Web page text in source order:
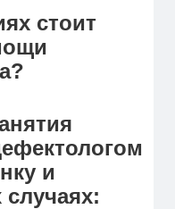
стоит
и